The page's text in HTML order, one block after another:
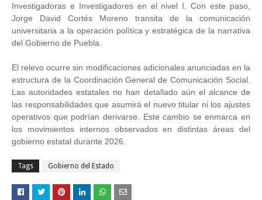
Investigadoras e Investigadores en el nivel I. Con este paso,
Jorge David Cortés Moreno transita de la comunicación
universitaria a la operación política y estratégica de la narrativa
del Gobierno de Puebla.
El relevo ocurre sin modificaciones adicionales anunciadas en la
estructura de la Coordinación General de Comunicación Social.
Las autoridades estatales no han detallado aún el alcance de
las responsabilidades que asumirá el nuevo titular ni los ajustes
operativos que podrían derivarse. Este cambio se enmarca en
los movimientos internos observados en distintas áreas del
gobierno estatal durante 2026.
Tags Gobierno del Estado